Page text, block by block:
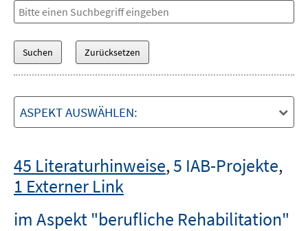
ASPEKT AUSWÄHLEN:
45 Literaturhinweise,5 IAB-Projekte,
1 Externer Link
im Aspekt "berufliche Rehabilitation"